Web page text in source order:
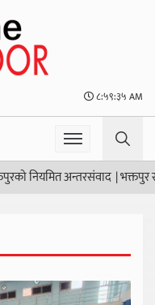
८:५९:३६ AM
अन्तरसंवाद|भक्तपुर साकोसमा